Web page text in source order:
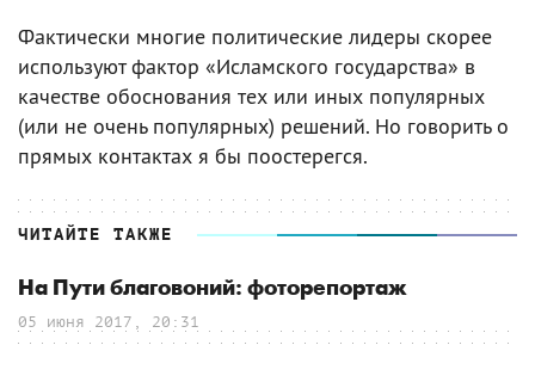
Фактически многие политические лидеры скорее
используют фактор «Исламского государства» в
качестве обоснования тех или иных популярных
(или не очень популярных) решений. Но говорить о
прямых контактах я бы поостерегся.
ЧИТАЙТЕ ТАКЖЕ
На Пути благовоний: фоторепортаж
05 июня 2017, 20:31